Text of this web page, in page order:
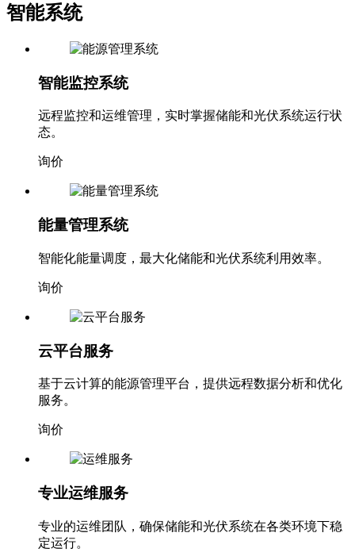
智能系统
智能监控系统
远程监控和运维管理，实时掌握储能和光伏系统运行状
态。
询价
能量管理系统
智能化能量调度，最大化储能和光伏系统利用效率。
询价
云平台服务
基于云计算的能源管理平台，提供远程数据分析和优化
服务。
询价
专业运维服务
专业的运维团队，确保储能和光伏系统在各类环境下稳
定运行。